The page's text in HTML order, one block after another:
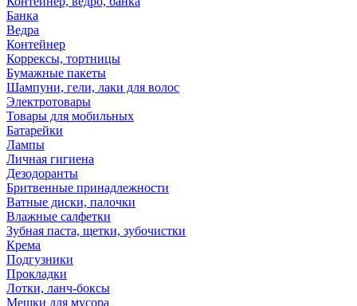
Банка
Ведра
Контейнер
Коррексы, тортницы
Бумажные пакеты
Шампуни, гели, лаки для волос
Электротовары
Товары для мобильных
Батарейки
Лампы
Личная гигиена
Дезодоранты
Бритвенные принадлежности
Ватные диски, палочки
Влажные салфетки
Зубная паста, щетки, зубочистки
Крема
Подгузники
Прокладки
Лотки, ланч-боксы
Мешки для мусора